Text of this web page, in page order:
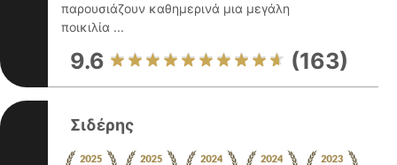
παρουσιάζουν καθημερινά μια μεγάλη
ποικιλία ...
9.6 (163)
Σιδέρης